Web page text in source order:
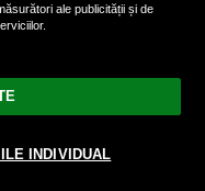
ale publicității și de
INDIVIDUAL